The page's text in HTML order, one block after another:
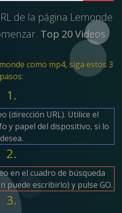
de la página Lemonde
Top 20 Videos
como mp4, siga estos 3
pasos:
1.
(dirección URL). Utilice el
y papel del dispositivo, si lo
desea.
2.
en el cuadro de búsqueda
puede escribirlo) y pulse GO.
3.